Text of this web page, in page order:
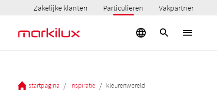
Zakelijke klanten Particulieren Vakpartner
startpagina / inspiratie / kleurenwereld